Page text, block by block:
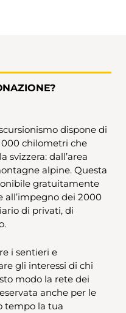
dispone di
chilometri che
svizzera: dall’area
alpine. Questa
gratuitamente
all’impegno dei 2000
di privati, di
i sentieri e
gli interessi di chi
modo la rete dei
anche per le
tempo la tua